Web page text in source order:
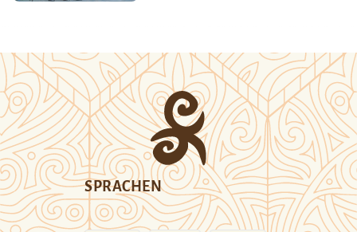
SPRACHEN